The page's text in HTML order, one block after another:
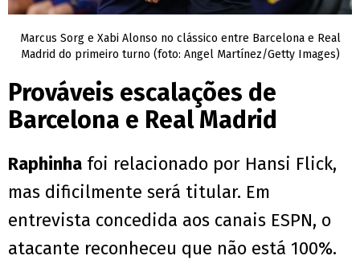
Marcus Sorg e Xabi Alonso no clássico entre Barcelona e Real
Madrid do primeiro turno (foto: Angel Martínez/Getty Images)
Prováveis escalações de
Barcelona e Real Madrid
Raphinha foi relacionado por Hansi Flick,
mas dificilmente será titular. Em
entrevista concedida aos canais ESPN, o
atacante reconheceu que não está 100%.